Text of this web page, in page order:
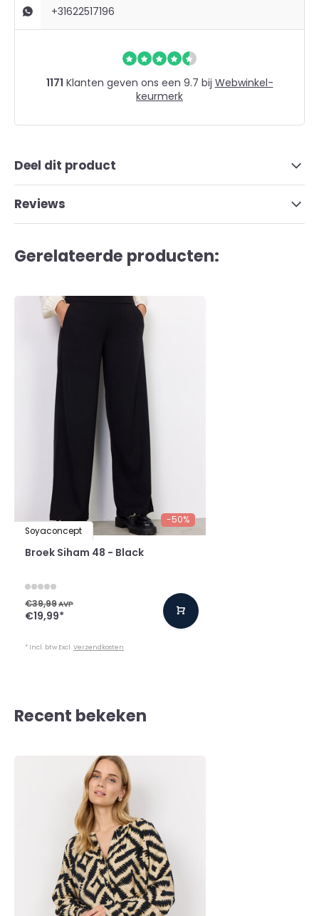
+31622517196
1171 Klanten geven ons een 9.7 bij Webwinkel-
keurmerk
Deel dit product
Reviews
Gerelateerde producten:
-50%
Soyaconcept
Broek Siham 48 - Black
€39,99AVP
€19,99*
* Incl. btw Excl.Verzendkosten
Recent bekeken